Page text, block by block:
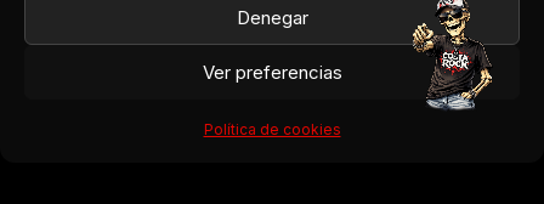
Denegar
Ver preferencias
Política de cookies
¿Tienes una banda?